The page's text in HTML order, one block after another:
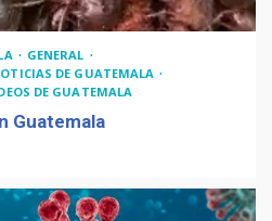
GENERAL
DE GUATEMALA
DE GUATEMALA
Guatemala